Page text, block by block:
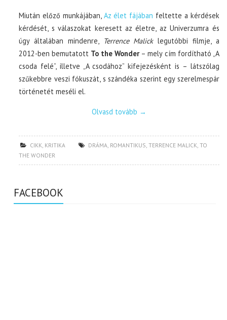
Miután előző munkájában, Az élet fájában feltette a kérdések
kérdését, s válaszokat keresett az életre, az Univerzumra és
úgy általában mindenre, Terrence Malicklegutóbbi filmje, a
2012-ben bemutatott To the Wonder– mely cím fordítható „A
csoda felé”, illetve „A csodához” kifejezésként is – látszólag
szűkebbre veszi fókuszát, s szándéka szerint egy szerelmespár
történetét meséli el.
Olvasd tovább →
CIKK, KRITIKA DRÁMA, ROMANTIKUS,TERRENCE MALICK,TO
THE WONDER
FACEBOOK